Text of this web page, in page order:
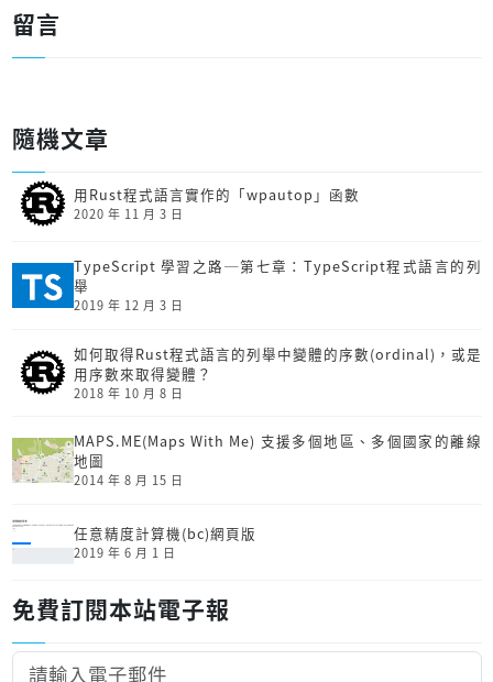
留言
隨機文章
用Rust程式語言實作的「wpautop」函數
2020 年 11 月 3 日
TypeScript 學習之路─第七章：TypeScript程式語言的列
舉
2019 年 12 月 3 日
如何取得Rust程式語言的列舉中變體的序數(ordinal)，或是
用序數來取得變體？
2018 年 10 月 8 日
MAPS.ME(Maps With Me) 支援多個地區、多個國家的離線
地圖
2014 年 8 月 15 日
任意精度計算機(bc)網頁版
2019 年 6 月 1 日
免費訂閱本站電子報